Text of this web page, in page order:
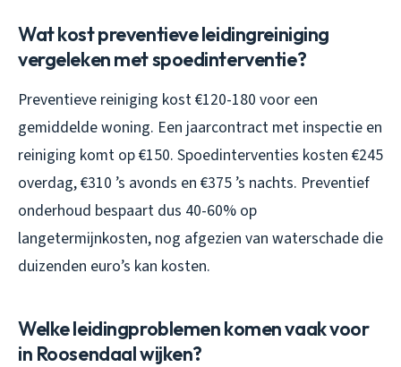
Wat kost preventieve leidingreiniging
vergeleken met spoedinterventie?
Preventieve reiniging kost €120-180 voor een
gemiddelde woning. Een jaarcontract met inspectie en
reiniging komt op €150. Spoedinterventies kosten €245
overdag, €310 ’s avonds en €375 ’s nachts. Preventief
onderhoud bespaart dus 40-60% op
langetermijnkosten, nog afgezien van waterschade die
duizenden euro’s kan kosten.
Welke leidingproblemen komen vaak voor
in Roosendaal wijken?